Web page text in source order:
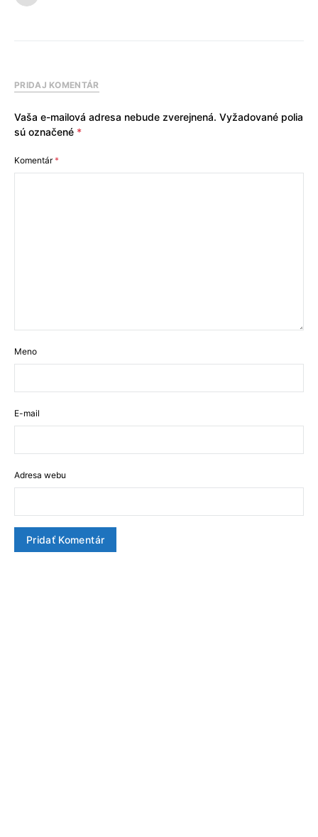
PRIDAJ KOMENTÁR
Vaša e-mailová adresa nebude zverejnená. Vyžadované polia
sú označené *
Komentár*
Meno
E-mail
Adresa webu